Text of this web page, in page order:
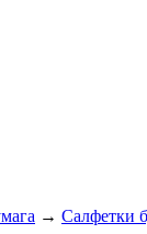
→ Салфетки